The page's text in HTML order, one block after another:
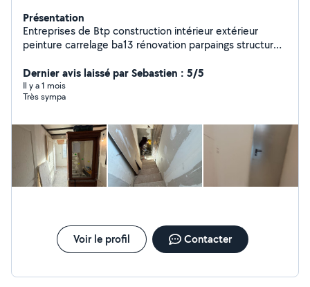
Présentation
Entreprises de Btp construction intérieur extérieur
peinture carrelage ba13 rénovation parpaings structure
Disponible
Dernier avis laissé par Sebastien : 5/5
Il y a 1 mois
Très sympa
Voir le profil Contacter